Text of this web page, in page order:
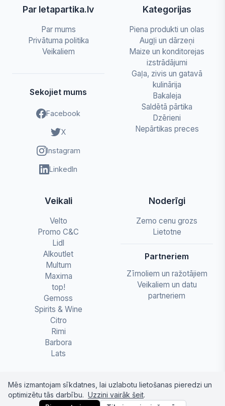
Par letapartika.lv
Par mums
Privātuma politika
Veikaliem
Sekojiet mums
Facebook
X
Instagram
LinkedIn
Kategorijas
Piena produkti un olas
Augļi un dārzeņi
Maize un konditorejas
izstrādājumi
Gaļa, zivis un gatavā
kulinārija
Bakaleja
Saldētā pārtika
Dzērieni
Nepārtikas preces
Veikali
Velto
Promo C&C
Lidl
Alkoutlet
Multum
Maxima
top!
Gemoss
Spirits & Wine
Citro
Rimi
Barbora
Lats
Noderīgi
Zemo cenu grozs
Lietotne
Partneriem
Zīmoliem un ražotājiem
Veikaliem un datu
partneriem
Mēs izmantojam sīkdatnes, lai uzlabotu lietošanas pieredzi un
optimizētu tās darbību. Uzzini vairāk šeit.